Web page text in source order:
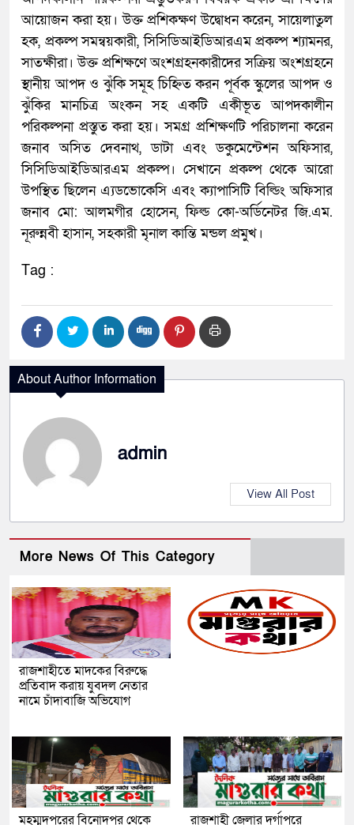
আয়োজন করা হয়। উক্ত প্রশিকক্ষণ উদ্বোধন করেন, সায়েলাতুল
হক, প্রকল্প সমন্বয়কারী, সিসিডিআইডিআরএম প্রকল্প শ্যামনর,
সাতক্ষীরা। উক্ত প্রশিক্ষণে অংশগ্রহনকারীদের সক্রিয় অংশগ্রহনে
স্থানীয় আপদ ও ঝুঁকি সমূহ চিহ্নিত করন পূর্বক স্কুলের আপদ ও
ঝুঁকির মানচিত্র অংকন সহ একটি একীভূত আপদকালীন
পরিকল্পনা প্রস্তুত করা হয়। সমগ্র প্রশিক্ষণটি পরিচালনা করেন
জনাব অসিত দেবনাথ, ডাটা এবং ডকুমেন্টেশন অফিসার,
সিসিডিআইডিআরএম প্রকল্প। সেখানে প্রকল্প থেকে আরো
উপস্থিত ছিলেন এ্যডভোকেসি এবং ক্যাপাসিটি বিল্ডিং অফিসার
জনাব মো: আলমগীর হোসেন, ফিল্ড কো-অর্ডিনেটর জি.এম.
নূরুন্নবী হাসান, সহকারী মৃনাল কান্তি মন্ডল প্রমুখ।
Tag :
About Author Information
admin
View All Post
More News Of This Category
রাজশাহীতে মাদকের বিরুদ্ধে
প্রতিবাদ করায় যুবদল নেতার
নামে চাঁদাবাজি অভিযোগ
মহম্মদপুরের বিনোদপুর থেকে রাজশাহী জেলার দুর্গাপুরে